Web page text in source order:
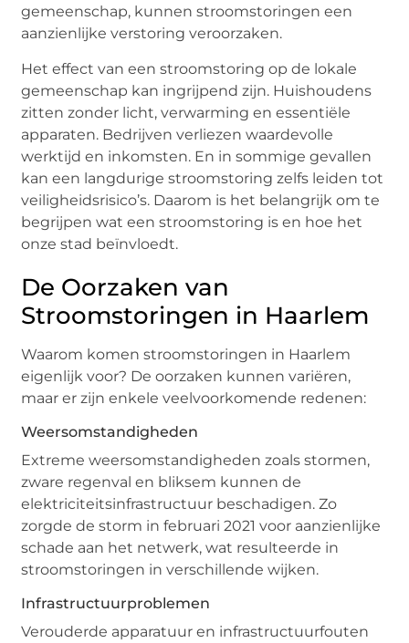
gemeenschap, kunnen stroomstoringen een
aanzienlijke verstoring veroorzaken.
Het effect van een stroomstoring op de lokale
gemeenschap kan ingrijpend zijn. Huishoudens
zitten zonder licht, verwarming en essentiële
apparaten. Bedrijven verliezen waardevolle
werktijd en inkomsten. En in sommige gevallen
kan een langdurige stroomstoring zelfs leiden tot
veiligheidsrisico’s. Daarom is het belangrijk om te
begrijpen wat een stroomstoring is en hoe het
onze stad beïnvloedt.
De Oorzaken van
Stroomstoringen in Haarlem
Waarom komen stroomstoringen in Haarlem
eigenlijk voor? De oorzaken kunnen variëren,
maar er zijn enkele veelvoorkomende redenen:
Weersomstandigheden
Extreme weersomstandigheden zoals stormen,
zware regenval en bliksem kunnen de
elektriciteitsinfrastructuur beschadigen. Zo
zorgde de storm in februari 2021 voor aanzienlijke
schade aan het netwerk, wat resulteerde in
stroomstoringen in verschillende wijken.
Infrastructuurproblemen
Verouderde apparatuur en infrastructuurfouten